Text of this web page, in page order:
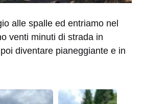
alle spalle ed entriamo nel
venti minuti di strada in
diventare pianeggiante e in